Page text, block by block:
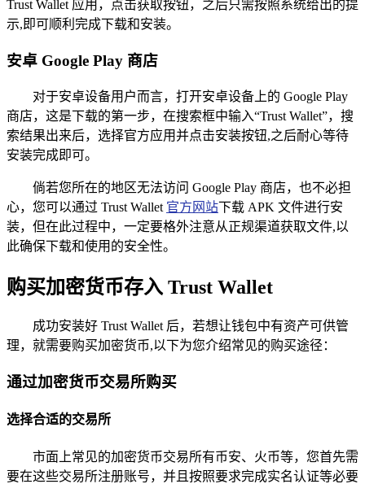
Trust Wallet 应用，点击获取按钮，之后只需按照系统给出的提
示,即可顺利完成下载和安装。
安卓 Google Play 商店
对于安卓设备用户而言，打开安卓设备上的 Google Play
商店，这是下载的第一步，在搜索框中输入“Trust Wallet”，搜
索结果出来后，选择官方应用并点击安装按钮,之后耐心等待
安装完成即可。
倘若您所在的地区无法访问 Google Play 商店，也不必担
心，您可以通过 Trust Wallet 官方网站下载 APK 文件进行安
装，但在此过程中，一定要格外注意从正规渠道获取文件,以
此确保下载和使用的安全性。
购买加密货币存入 Trust Wallet
成功安装好 Trust Wallet 后，若想让钱包中有资产可供管
理，就需要购买加密货币,以下为您介绍常见的购买途径：
通过加密货币交易所购买
选择合适的交易所
市面上常见的加密货币交易所有币安、火币等，您首先需
要在这些交易所注册账号，并且按照要求完成实名认证等必要